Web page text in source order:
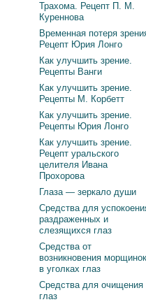
Трахома. Рецепт П. М.
Куреннова
Временная потеря
Рецепт Юрия Лонго
Как улучшить зрение.
Рецепты Ванги
Как улучшить зрение.
Рецепты М. Корбетт
Как улучшить зрение.
Рецепты Юрия Лонго
Как улучшить зрение.
Рецепт уральского
целителя Ивана
Прохорова
Глаза — зеркало души
Средства для
раздраженных и
слезящихся глаз
Средства от
возникновения морщинок
в уголках глаз
Средства для очищения
глаз